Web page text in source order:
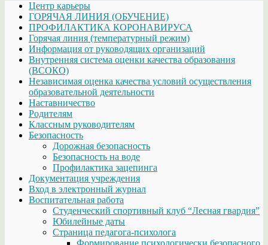
Центр карьеры
ГОРЯЧАЯ ЛИНИЯ (ОБУЧЕНИЕ)
ПРОФИЛАКТИКА КОРОНАВИРУСА
Горячая линия (температурный режим)
Информация от руководящих организаций
Внутренняя система оценки качества образования
(ВСОКО)
Независимая оценка качества условий осуществления
образовательной деятельности
Наставничество
Родителям
Классным руководителям
Безопасность
Дорожная безопасность
Безопасность на воде
Профилактика зацепинга
Документация учреждения
Вход в электронный журнал
Воспитательная работа
Студенческий спортивный клуб “Лесная гвардия”
Юбилейные даты
Страница педагога-психолога